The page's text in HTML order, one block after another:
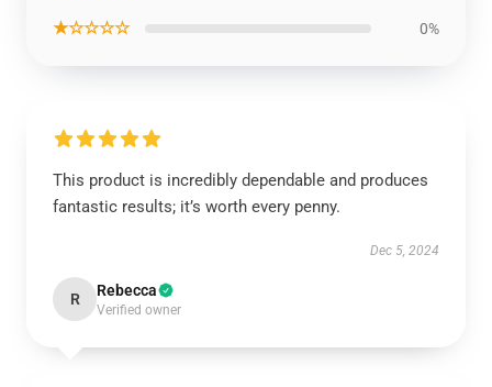
★☆☆☆☆ 0%
This product is incredibly dependable and produces
fantastic results; it’s worth every penny.
Dec 5, 2024
R Rebecca
Verified owner